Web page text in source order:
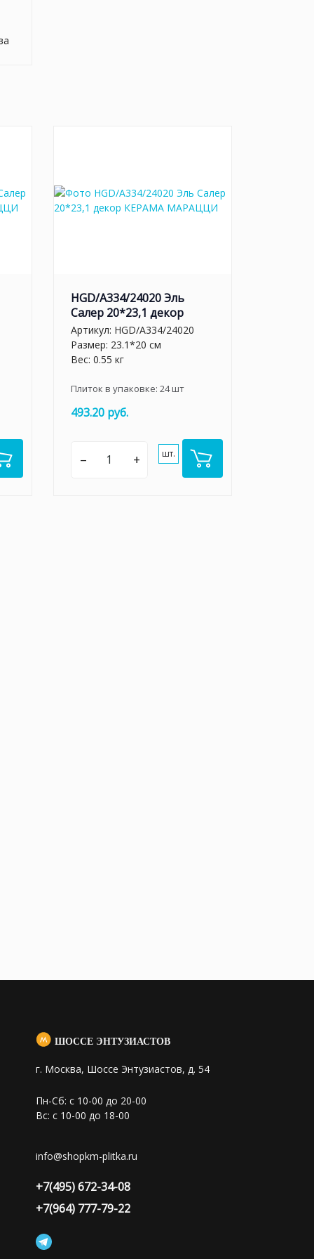
HGD/A334/24020 Эль
Салер 20*23,1 декор
Артикул: HGD/A334/24020
Размер: 23.1*20 см
Вес: 0.55 кг
Плиток в упаковке: 24шт
493.20 руб.
– + шт.
ШОССЕ ЭНТУЗИАСТОВ
г. Москва, Шоссе Энтузиастов, д. 54
Пн-Сб: с 10-00 до 20-00
Вс: с 10-00 до 18-00
info@shopkm-plitka.ru
+7(495) 672-34-08
+7(964) 777-79-22